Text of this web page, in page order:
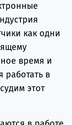
как одни
время и
работать в
этот